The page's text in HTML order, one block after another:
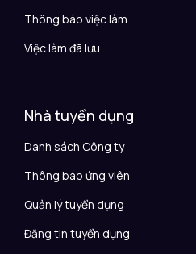
Thông báo việc làm
Việc làm đã lưu
Nhà tuyển dụng
Danh sách Công ty
Thông báo ứng viên
Quản lý tuyển dụng
Đăng tin tuyển dụng